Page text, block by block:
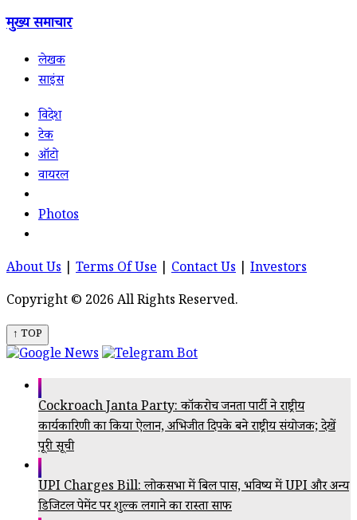
मुख्य समाचार
लेखक
साइंस
विदेश
टेक
ऑटो
वायरल
Photos
About Us Terms Of Use Contact Us
Investors
Copyright © 2026 All Rights Reserved.
↑ TOP
Cockroach Janta Party: कॉकरोच जनता पार्टी ने राष्ट्रीय
कार्यकारिणी का किया ऐलान, अभिजीत दिपके बने राष्ट्रीय संयोजक; देखें
पूरी सूची
UPI Charges Bill: लोकसभा में बिल पास, भविष्य में UPI और अन्य
डिजिटल पेमेंट पर शुल्क लगाने का रास्ता साफ